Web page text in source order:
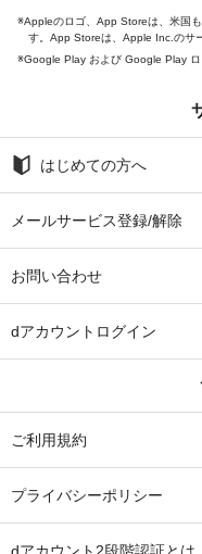
Appleのロゴ、App Storeは、米国
す。App Storeは、Apple Inc.のサ
Google Play および Google Play ロ
はじめての方へ
メールサービス登録/解除
お問い合わせ
dアカウントログイン
ご利用規約
プライバシーポリシー